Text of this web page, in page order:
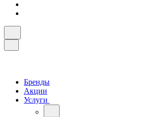
Бренды
Акции
Услуги